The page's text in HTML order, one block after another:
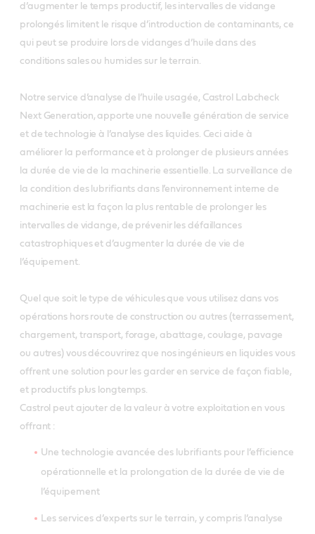
d’augmenter le temps productif, les intervalles de vidange
prolongés limitent le risque d’introduction de contaminants, ce
qui peut se produire lors de vidanges d’huile dans des
conditions sales ou humides sur le terrain.
Notre service d’analyse de l’huile usagée, Castrol Labcheck
Next Generation, apporte une nouvelle génération de service
et de technologie à l’analyse des liquides. Ceci aide à
améliorer la performance et à prolonger de plusieurs années
la durée de vie de la machinerie essentielle. La surveillance de
la condition des lubrifiants dans l’environnement interne de
machinerie est la façon la plus rentable de prolonger les
intervalles de vidange, de prévenir les défaillances
catastrophiques et d’augmenter la durée de vie de
l’équipement.
Quel que soit le type de véhicules que vous utilisez dans vos
opérations hors route de construction ou autres (terrassement,
chargement, transport, forage, abattage, coulage, pavage
ou autres) vous découvrirez que nos ingénieurs en liquides vous
offrent une solution pour les garder en service de façon fiable,
et productifs plus longtemps.
Castrol peut ajouter de la valeur à votre exploitation en vous
offrant :
Une technologie avancée des lubrifiants pour l’efficience
opérationnelle et la prolongation de la durée de vie de
l’équipement
Les services d’experts sur le terrain, y compris l’analyse